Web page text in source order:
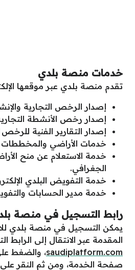
خدمات منصة بلدي
تقدم منصة بلدي عبر موقعها
إصدار الرخص التجارية
إصدار رخص الأنشطة
إصدار التقارير الفنية
خدمات الأراضي والمخططات
خدمة الاستعلام عن منح
الجغرافي.
خدمة التفويض البلدي
خدمة مدير الحسابات
رابط التسجيل في منصة
يمكن التسجيل في منصة بلدي
المقدمة عبر الانتقال إلى الرابط
saudiplatform.com، والضغط
صفحة الخدمة، ومن ثم النقر